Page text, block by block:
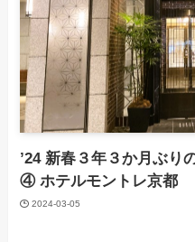
’24 新春３年３か月ぶ
④ ホテルモントレ京都
2024-03-05